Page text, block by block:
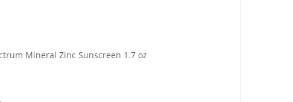
Mineral Zinc Sunscreen 1.7 oz